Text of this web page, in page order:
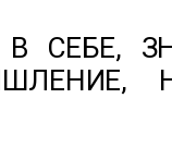
СЕБЕ,